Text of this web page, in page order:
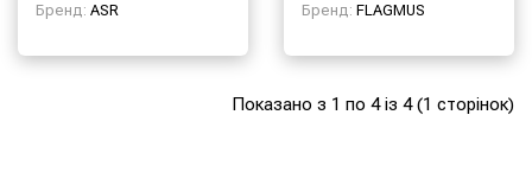
Бренд: ASR
Бренд: FLAGMUS
Показано з 1 по 4 із 4 (1 сторінок)